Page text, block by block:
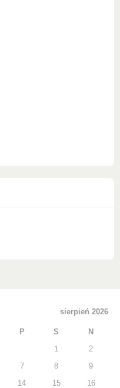
sierpień 2026
P S N
1 2
7 8 9
14 15 16